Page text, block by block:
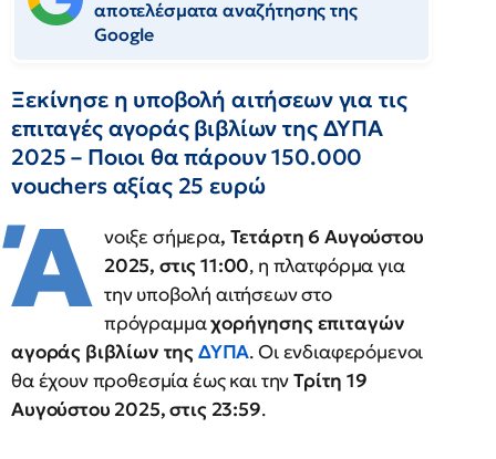
αποτελέσματα αναζήτησης της
Google
Ξεκίνησε η υποβολή αιτήσεων για τις
επιταγές αγοράς βιβλίων της ΔΥΠΑ
2025 – Ποιοι θα πάρουν 150.000
vouchers αξίας 25 ευρώ
Ά νοιξε σήμερα, Τετάρτη 6 Αυγούστου
2025, στις 11:00, η πλατφόρμα για
την υποβολή αιτήσεων στο
πρόγραμμαχορήγησης επιταγών
αγοράς βιβλίων τηςΔΥΠΑ. Οι ενδιαφερόμενοι
θα έχουν προθεσμία έως και τηνΤρίτη 19
Αυγούστου 2025, στις 23:59.